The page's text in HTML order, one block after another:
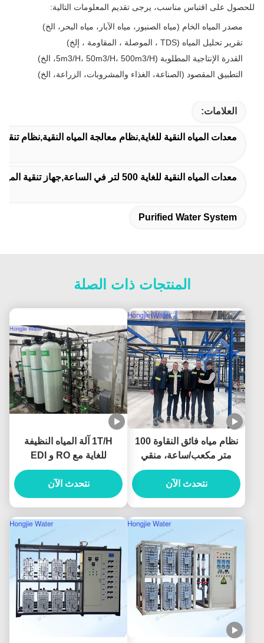
للحصول على اقتباس مناسب، يرجى تقديم المعلومات التالية:
مصدر المياه الخام (مياه الصنبور، مياه الآبار، مياه البحر، الخ)
تقرير تحليل المياه (TDS ، الموصلة ، المقاومة ، إلخ)
القدرة الإنتاجية المطلوبة (5m3/H، 50m3/H، 500m3/H، الخ)
التطبيق المقصود (الصناعة، الغذاء والمشروبات، الزراعة، الخ)
العلامات:
معدات المياه النقية للغاية,نظام معالجة المياه النقية,نظام تنقية
معدات المياه النقية للغاية 500 لتر في الساعة,جهاز تنقية المياه الصناعي 500 لتر/ساعة
Purified Water System
المنتجات ذات الصلة
نظام مياه فائق النقاوة 100
متر مكعب/ساعة، منقي
مياه صناعي مع وحدات
UF+RO+EDI
نتحدث الآن
1T/H آلة المياه النظيفة
للغاية مع RO و EDI
نتحدث الآن